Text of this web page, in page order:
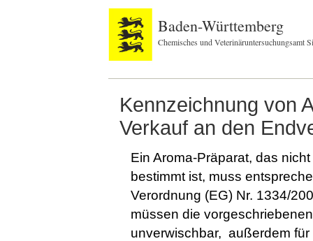
Baden-Württemberg
Chemisches und Veterinäruntersuchungsamt
Kennzeichnung von
Verkauf an den
Ein Aroma-Präparat, das
bestimmt ist, muss
Verordnung (EG) Nr. 1334/
müssen die
unverwischbar, außerdem